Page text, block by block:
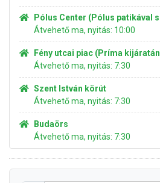
Pólus Center (Pólus patikával
Átvehető ma, nyitás: 10:00
Fény utcai piac (Príma
Átvehető ma, nyitás: 7:30
Szent István körút
Átvehető ma, nyitás: 7:30
Budaörs
Átvehető ma, nyitás: 7:30